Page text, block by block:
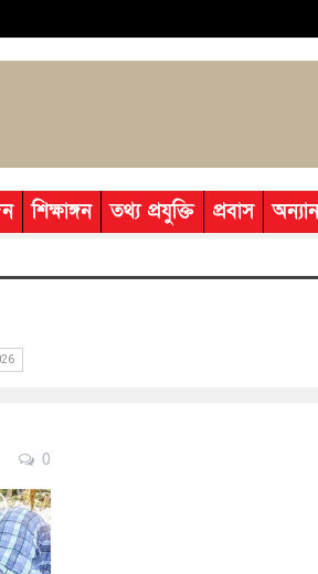
শিক্ষাঙ্গন তথ্য প্রযুক্তি প্রবাস
0